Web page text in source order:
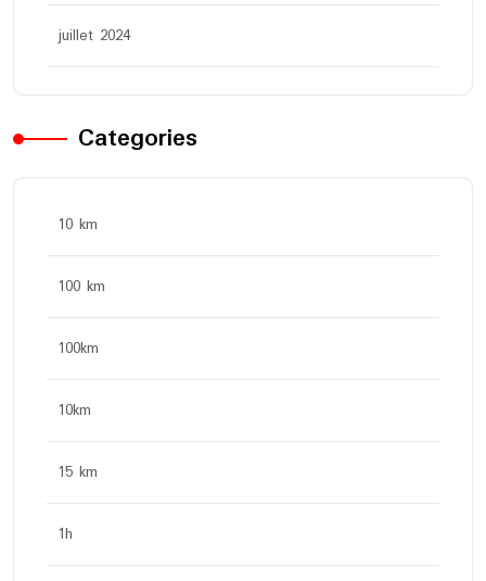
juillet 2024
Categories
10 km
100 km
100km
10km
15 km
1h